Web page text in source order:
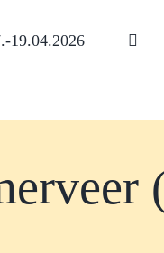
19.04.2026